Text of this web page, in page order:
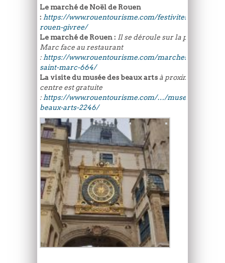
Le marché de Noël de Rouen
: https://www.rouentourisme.com/festivites-de-noel-
rouen-givree/
Le marché de Rouen : Il se déroule sur la place Saint
Marc face au restaurant
: https://www.rouentourisme.com/marches/marche-
saint-marc-664/
La visite du musée des beaux arts à proximité du
centre est gratuite
: https://www.rouentourisme.com/…/musee-des-
beaux-arts-2246/